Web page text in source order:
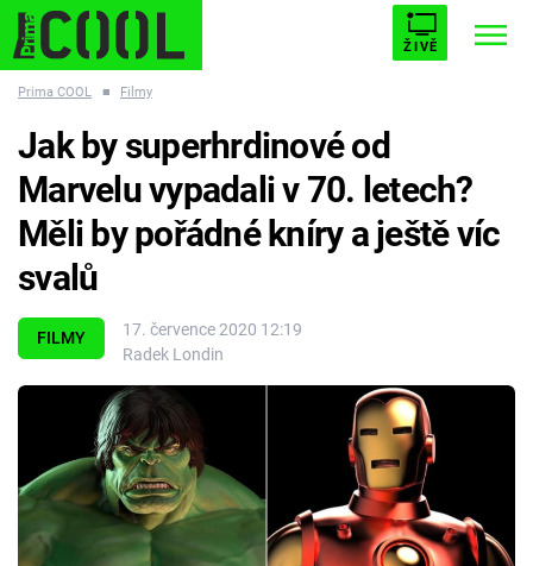
ŽIVĚ
ESCAPE PLNEJ KOTEL AVENGERS 5
Témata
Filmy
Seriály
Hry
Cool Esport
Prima COOL ■ Filmy
FILMY
17. července 2020 12:19
Radek Londin
Jak by superhrdinové od
Marvelu vypadali v 70. letech?
Měli by pořádné kníry a ještě víc
svalů